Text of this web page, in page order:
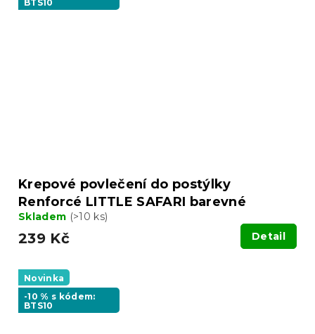
BTS10
Krepové povlečení do postýlky
Renforcé LITTLE SAFARI barevné
Skladem (>10 ks)
239 Kč Detail
Novinka
-10 % s kódem:
BTS10